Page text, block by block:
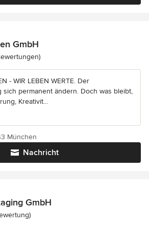
GmbH
5 von 5 Sternen
- WIR LEBEN WERTE. Der
sich permanent ändern. Doch was bleibt,
Kreativit...
Nachricht
München
GmbH
5 von 5 Sternen